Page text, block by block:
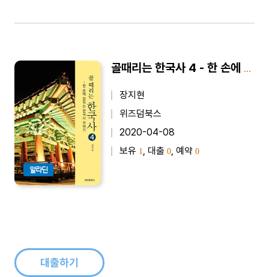
알라딘
골때리는 한국사 4 - 한 손에 잡히는 한국사 이야기
장지현
위즈덤북스
2020-04-08
보유 1 , 대출 0 , 예약 0
대출하기